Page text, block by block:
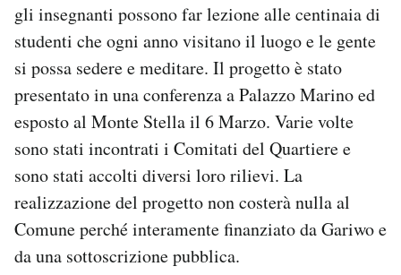
gli insegnanti possono far lezione alle centinaia di
studenti che ogni anno visitano il luogo e le gente
si possa sedere e meditare. Il progetto è stato
presentato in una conferenza a Palazzo Marino ed
esposto al Monte Stella il 6 Marzo. Varie volte
sono stati incontrati i Comitati del Quartiere e
sono stati accolti diversi loro rilievi. La
realizzazione del progetto non costerà nulla al
Comune perché interamente finanziato da Gariwo e
da una sottoscrizione pubblica.